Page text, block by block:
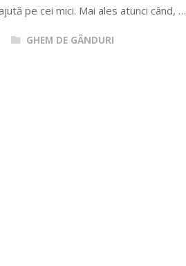
pe cei mici. Mai ales atunci când, …
GHEM DE GÂNDURI